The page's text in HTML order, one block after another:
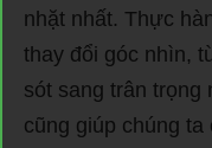
nhặt nhất. Thực
thay đổi góc nhìn,
sót sang trân trọng
cũng giúp chúng ta